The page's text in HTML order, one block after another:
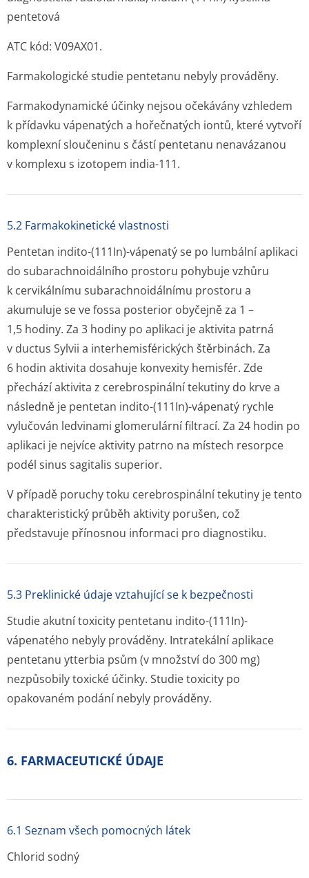
pentetová
ATC kód: V09AX01.
Farmakologické studie pentetanu nebyly prováděny.
Farmakodynamické účinky nejsou očekávány vzhledem
k přídavku vápenatých a hořečnatých iontů, které vytvoří
komplexní sloučeninu s částí pentetanu nenavázanou
v komplexu s izotopem india-111.
5.2 Farmakokinetické vlastnosti
Pentetan indito-(111In)-vápenatý se po lumbální aplikaci
do subarachnoidálního prostoru pohybuje vzhůru
k cervikálnímu subarachnoidálnímu prostoru a
akumuluje se ve fossa posterior obyčejně za 1 –
1,5 hodiny. Za 3 hodiny po aplikaci je aktivita patrná
v ductus Sylvii a interhemisférických štěrbinách. Za
6 hodin aktivita dosahuje konvexity hemisfér. Zde
přechází aktivita z cerebrospinální tekutiny do krve a
následně je pentetan indito-(111In)-vápenatý rychle
vylučován ledvinami glomerulární filtrací. Za 24 hodin po
aplikaci je nejvíce aktivity patrno na místech resorpce
podél sinus sagitalis superior.
V případě poruchy toku cerebrospinální tekutiny je tento
charakteristický průběh aktivity porušen, což
představuje přínosnou informaci pro diagnostiku.
5.3 Preklinické údaje vztahující se k bezpečnosti
Studie akutní toxicity pentetanu indito-(111In)-
vápenatého nebyly prováděny. Intratekální aplikace
pentetanu ytterbia psům (v množství do 300 mg)
nezpůsobily toxické účinky. Studie toxicity po
opakovaném podání nebyly prováděny.
6. FARMACEUTICKÉ ÚDAJE
6.1 Seznam všech pomocných látek
Chlorid sodný